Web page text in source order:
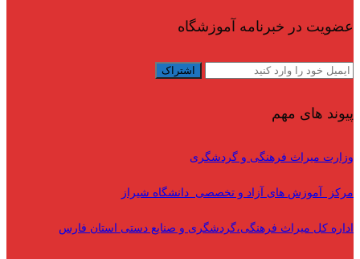
عضویت در خبرنامه آموزشگاه
پیوند های مهم
وزارت میراث فرهنگی و گردشگری
مرکز آموزش های آزاد و تخصصی دانشگاه شیراز
اداره کل میراث فرهنگی،گردشگری و صنایع دستی استان فارس